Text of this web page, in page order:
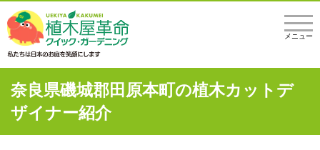
メニュー
奈良県磯城郡田原本町の植木カットデ
ザイナー紹介